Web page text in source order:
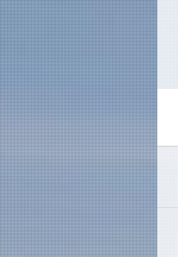
Passer
au
contenu